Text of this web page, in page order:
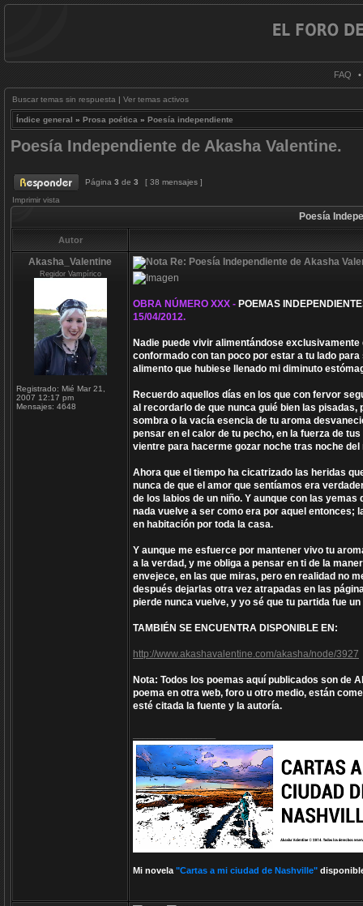
FAQ •
Buscar temas sin respuesta | Ver temas activos
Índice general » Prosa poética » Poesía independiente
Poesía Independiente de Akasha Valentine.
Página 3 de 3
[ 38 mensajes ]
Imprimir vista
Poesía
Autor
Akasha_Valentine
Regidor Vampírico
Registrado: Mié Mar 21,
2007 12:17 pm
Mensajes: 4648
Re: Poesía Independiente de Akasha
OBRA NÚMERO XXX - POEMAS
15/04/2012.
Nadie puede vivir alimentándose
conformado con tan poco por estar a tu lado
alimento que hubiese llenado mi diminuto
Recuerdo aquellos días en los que con fervor
al recordarlo de que nunca guié bien las
sombra o la vacía esencia de tu aroma
pensar en el calor de tu pecho, en la fuerza de
vientre para hacerme gozar noche tras noche
Ahora que el tiempo ha cicatrizado las heridas
nunca de que el amor que sentíamos era
de los labios de un niño. Y aunque con las
nada vuelve a ser como era por aquel entonces;
en habitación por toda la casa.
Y aunque me esfuerce por mantener vivo tu
a la verdad, y me obliga a pensar en ti de la
envejece, en las que miras, pero en realidad no
después dejarlas otra vez atrapadas en las
pierde nunca vuelve, y yo sé que tu partida fue
TAMBIÉN SE ENCUENTRA DISPONIBLE EN:
http://www.akashavalentine.com/akasha/node/3927
Nota: Todos los poemas aquí publicados son de
poema en otra web, foro u otro medio, están
esté citada la fuente y la autoría.
Mi novela "Cartas a mi ciudad de Nashville"